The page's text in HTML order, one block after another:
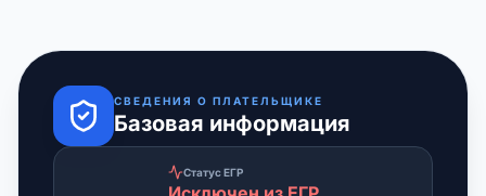
СВЕДЕНИЯ О ПЛАТЕЛЬЩИКЕ
Базовая информация
Статус ЕГР